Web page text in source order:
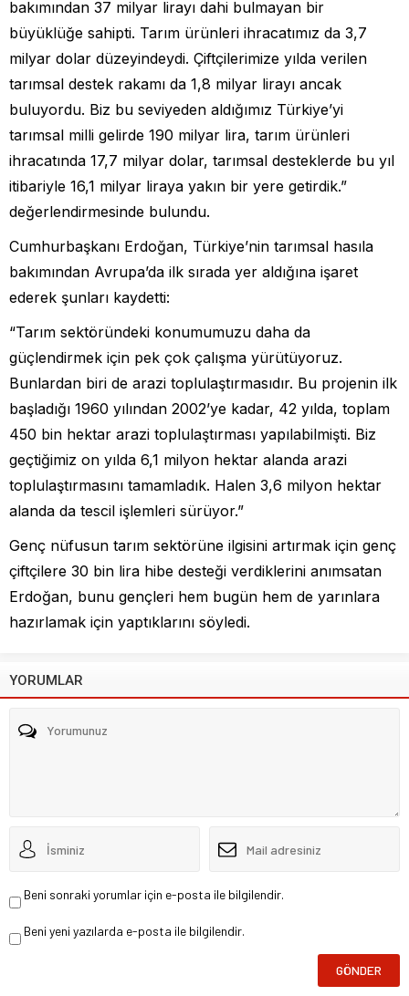
bakımından 37 milyar lirayı dahi bulmayan bir
büyüklüğe sahipti. Tarım ürünleri ihracatımız da 3,7
milyar dolar düzeyindeydi. Çiftçilerimize yılda verilen
tarımsal destek rakamı da 1,8 milyar lirayı ancak
buluyordu. Biz bu seviyeden aldığımız Türkiye’yi
tarımsal milli gelirde 190 milyar lira, tarım ürünleri
ihracatında 17,7 milyar dolar, tarımsal desteklerde bu yıl
itibariyle 16,1 milyar liraya yakın bir yere getirdik.”
değerlendirmesinde bulundu.
Cumhurbaşkanı Erdoğan, Türkiye’nin tarımsal hasıla
bakımından Avrupa’da ilk sırada yer aldığına işaret
ederek şunları kaydetti:
“Tarım sektöründeki konumumuzu daha da
güçlendirmek için pek çok çalışma yürütüyoruz.
Bunlardan biri de arazi toplulaştırmasıdır. Bu projenin ilk
başladığı 1960 yılından 2002’ye kadar, 42 yılda, toplam
450 bin hektar arazi toplulaştırması yapılabilmişti. Biz
geçtiğimiz on yılda 6,1 milyon hektar alanda arazi
toplulaştırmasını tamamladık. Halen 3,6 milyon hektar
alanda da tescil işlemleri sürüyor.”
Genç nüfusun tarım sektörüne ilgisini artırmak için genç
çiftçilere 30 bin lira hibe desteği verdiklerini anımsatan
Erdoğan, bunu gençleri hem bugün hem de yarınlara
hazırlamak için yaptıklarını söyledi.
YORUMLAR
Beni sonraki yorumlar için e-posta ile bilgilendir.
Beni yeni yazılarda e-posta ile bilgilendir.